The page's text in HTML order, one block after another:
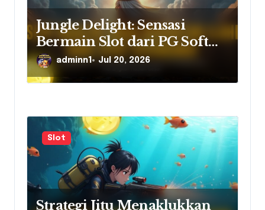
Jungle Delight: Sensasi
Bermain Slot dari PG Soft
yang Bikin Ketagihan
adminn1 Jul 20, 2026
Slot
Strategi Jitu Menaklukkan